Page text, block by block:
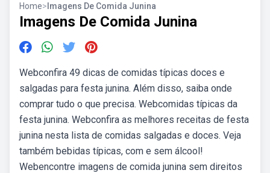
Home> Imagens De Comida Junina
Imagens De Comida Junina
Webconfira 49 dicas de comidas típicas doces e
salgadas para festa junina. Além disso, saiba onde
comprar tudo o que precisa. Webcomidas típicas da
festa junina. Webconfira as melhores receitas de festa
junina nesta lista de comidas salgadas e doces. Veja
também bebidas típicas, com e sem álcool!
Webencontre imagens de comida junina sem direitos